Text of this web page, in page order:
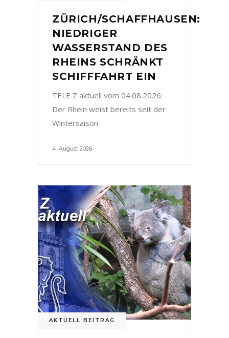
ZÜRICH/SCHAFFHAUSEN:
NIEDRIGER
WASSERSTAND DES
RHEINS SCHRÄNKT
SCHIFFFAHRT EIN
TELE Z aktuell vom 04.08.2026:
Der Rhein weist bereits seit der
Wintersaison
4. August 2026
AKTUELL BEITRAG